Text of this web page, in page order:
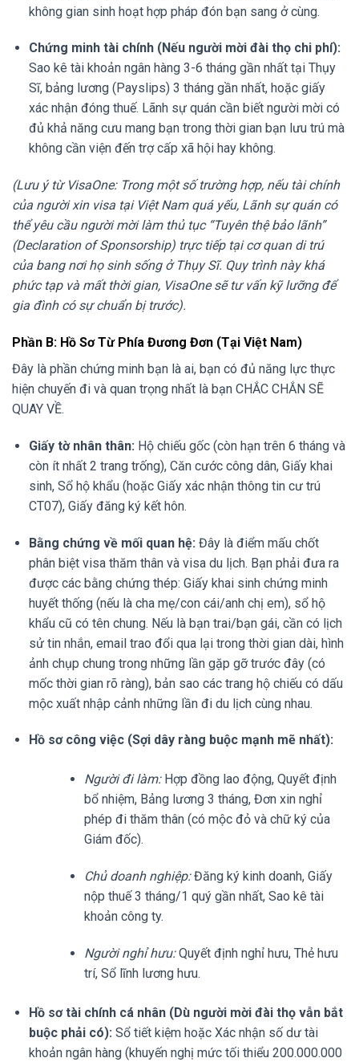
không gian sinh hoạt hợp pháp đón bạn sang ở cùng.
Chứng minh tài chính (Nếu người mời đài thọ chi phí):
Sao kê tài khoản ngân hàng 3-6 tháng gần nhất tại Thụy
Sĩ, bảng lương (Payslips) 3 tháng gần nhất, hoặc giấy
xác nhận đóng thuế. Lãnh sự quán cần biết người mời có
đủ khả năng cưu mang bạn trong thời gian bạn lưu trú mà
không cần viện đến trợ cấp xã hội hay không.
(Lưu ý từ VisaOne: Trong một số trường hợp, nếu tài chính
của người xin visa tại Việt Nam quá yếu, Lãnh sự quán có
thể yêu cầu người mời làm thủ tục “Tuyên thệ bảo lãnh”
(Declaration of Sponsorship) trực tiếp tại cơ quan di trú
của bang nơi họ sinh sống ở Thụy Sĩ. Quy trình này khá
phức tạp và mất thời gian, VisaOne sẽ tư vấn kỹ lưỡng để
gia đình có sự chuẩn bị trước).
Phần B: Hồ Sơ Từ Phía Đương Đơn (Tại Việt Nam)
Đây là phần chứng minh bạn là ai, bạn có đủ năng lực thực
hiện chuyến đi và quan trọng nhất là bạn CHẮC CHẮN SẼ
QUAY VỀ.
Giấy tờ nhân thân: Hộ chiếu gốc (còn hạn trên 6 tháng và
còn ít nhất 2 trang trống), Căn cước công dân, Giấy khai
sinh, Sổ hộ khẩu (hoặc Giấy xác nhận thông tin cư trú
CT07), Giấy đăng ký kết hôn.
Bằng chứng về mối quan hệ: Đây là điểm mấu chốt
phân biệt visa thăm thân và visa du lịch. Bạn phải đưa ra
được các bằng chứng thép: Giấy khai sinh chứng minh
huyết thống (nếu là cha mẹ/con cái/anh chị em), sổ hộ
khẩu cũ có tên chung. Nếu là bạn trai/bạn gái, cần có lịch
sử tin nhắn, email trao đổi qua lại trong thời gian dài, hình
ảnh chụp chung trong những lần gặp gỡ trước đây (có
mốc thời gian rõ ràng), bản sao các trang hộ chiếu có dấu
mộc xuất nhập cảnh những lần đi du lịch cùng nhau.
Hồ sơ công việc (Sợi dây ràng buộc mạnh mẽ nhất):
Người đi làm:Hợp đồng lao động, Quyết định
bổ nhiệm, Bảng lương 3 tháng, Đơn xin nghỉ
phép đi thăm thân (có mộc đỏ và chữ ký của
Giám đốc).
Chủ doanh nghiệp:Đăng ký kinh doanh, Giấy
nộp thuế 3 tháng/1 quý gần nhất, Sao kê tài
khoản công ty.
Người nghỉ hưu:Quyết định nghỉ hưu, Thẻ hưu
trí, Sổ lĩnh lương hưu.
Hồ sơ tài chính cá nhân (Dù người mời đài thọ vẫn bắt
buộc phải có): Sổ tiết kiệm hoặc Xác nhận số dư tài
khoản ngân hàng (khuyến nghị mức tối thiểu 200.000.000